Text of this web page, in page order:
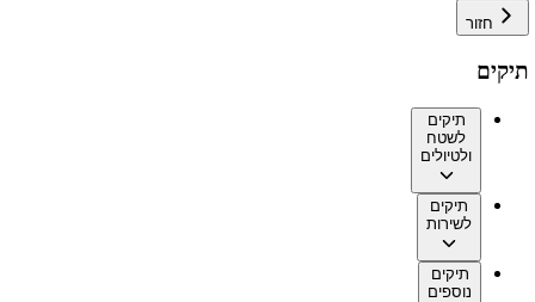
חזור
תיקים
תיקים
לשטח
ולטיולים
תיקים
לשירות
תיקים
נוספים